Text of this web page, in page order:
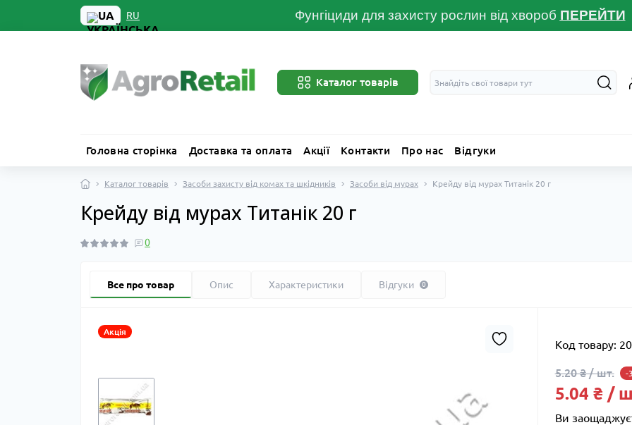
UA RU Фунгіциди для захисту рослин від хвороб ПЕРЕЙТИ
Каталог товарів
Головна сторінка Доставка та оплата Акції Контакти Про нас Відгуки
Каталог товарів Засоби захисту від комах та шкідників Засоби від мурах Крейду від мурах Титанік 20 г
Крейду від мурах Титанік 20 г
0
Все про товар Опис Характеристики Відгуки 0
Акція
Код товару:
5.20 ₴ / шт. -
5.04 ₴ /
Ви